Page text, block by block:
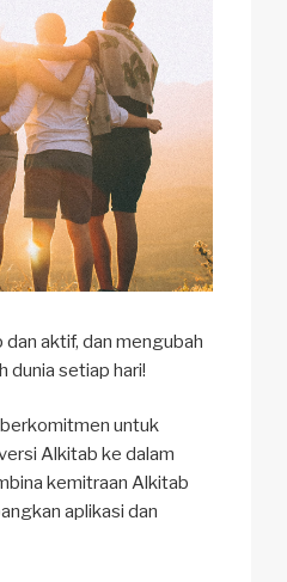
dan aktif, dan mengubah
dunia setiap hari!
untuk
Alkitab ke dalam
kemitraan Alkitab
aplikasi dan